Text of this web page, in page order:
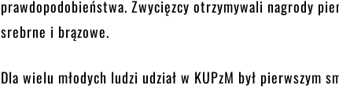
prawdopodobieństwa. Zwycięzcy otrzymywali nagrody
srebrne i brązowe.
Dla wielu młodych ludzi udział w KUPzM był pierwszym